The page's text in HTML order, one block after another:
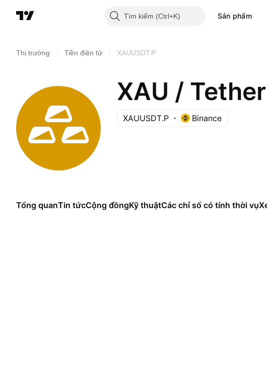
Tìm kiếm Sản phẩm
Thị trường Tiền điện tử XAUUSDT.P
XAU /
XAUUSDT.P Binance
Tổng quanTin tứcCộng đồngKỹ thuậtCác chỉ số có tính thời vụ